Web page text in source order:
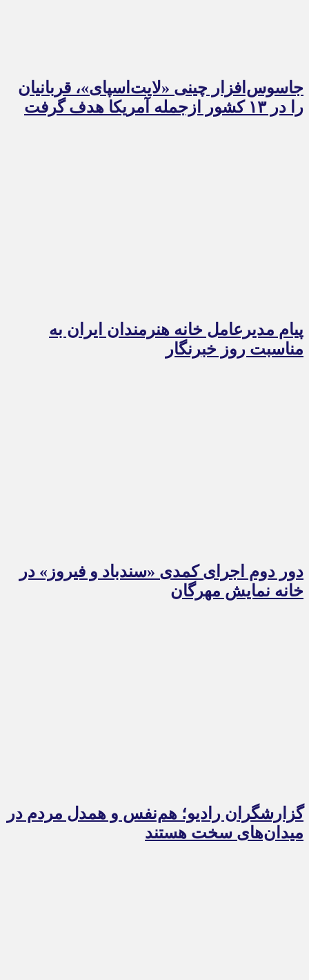
جاسوس‌افزار چینی «لایت‌اسپای»، قربانیان
را در ۱۳ کشور ازجمله آمریکا هدف گرفت
پیام مدیرعامل خانه هنرمندان ایران به
مناسبت روز خبرنگار
دور دوم اجرای کمدی «سندباد و فیروز» در
خانه نمایش مهرگان
گزارشگران رادیو؛ هم‌نفس و همدل مردم در
میدان‌های سخت هستند